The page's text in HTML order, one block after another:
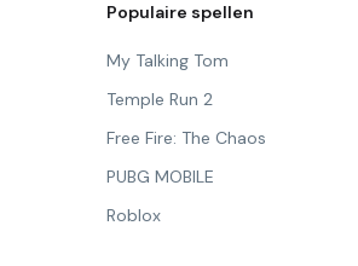
Populaire spellen
My Talking Tom
Temple Run 2
Free Fire: The Chaos
PUBG MOBILE
Roblox